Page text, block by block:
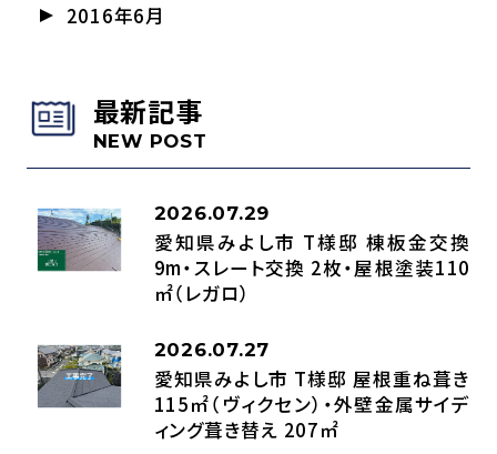
2016年6月
最新記事
NEW POST
2026.07.29
愛知県みよし市 T様邸 棟板金交換
9m・スレート交換 2枚・屋根塗装110
㎡（レガロ）
2026.07.27
愛知県みよし市 T様邸 屋根重ね葺き
115㎡（ヴィクセン）・外壁金属サイデ
ィング葺き替え 207㎡